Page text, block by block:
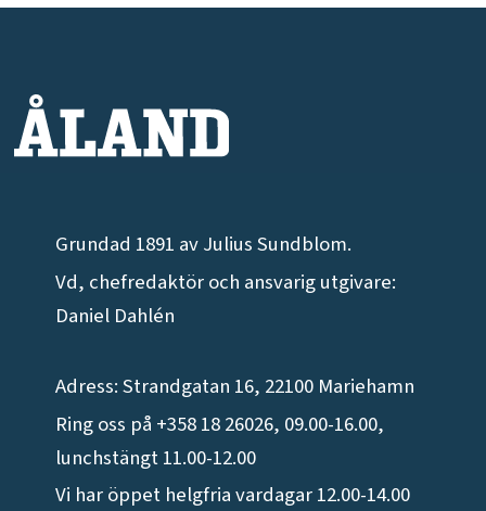
Grundad 1891 av Julius Sundblom.
Vd, chefredaktör och ansvarig utgivare:
Daniel Dahlén
Adress: Strandgatan 16, 22100 Mariehamn
Ring oss på +358 18 26026, 09.00-16.00,
lunchstängt 11.00-12.00
Vi har öppet helgfria vardagar 12.00-14.00